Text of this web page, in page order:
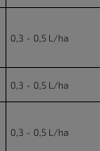
0,3 - 0,5 L/ha
0,3 - 0,5 L/ha
0,3 - 0,5 L/ha